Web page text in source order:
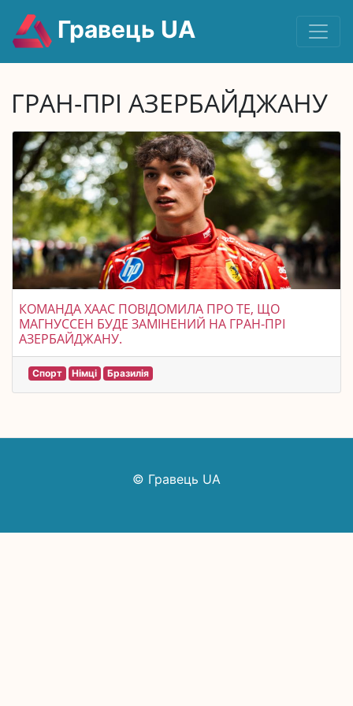
Гравець UA
ГРАН-ПРІ АЗЕРБАЙДЖАНУ
КОМАНДА ХААС ПОВІДОМИЛА ПРО ТЕ, ЩО
МАГНУССЕН БУДЕ ЗАМІНЕНИЙ НА ГРАН-ПРІ
АЗЕРБАЙДЖАНУ.
Спорт Німці Бразилія
© Гравець UA